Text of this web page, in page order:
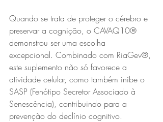
Quando se trata de proteger o cérebro e
preservar a cognição, o CAVAQ10®
demonstrou ser uma escolha
excepcional. Combinado com RiaGev®,
este suplemento não só favorece a
atividade celular, como também inibe o
SASP (Fenótipo Secretor Associado à
Senescência), contribuindo para a
prevenção do declínio cognitivo.